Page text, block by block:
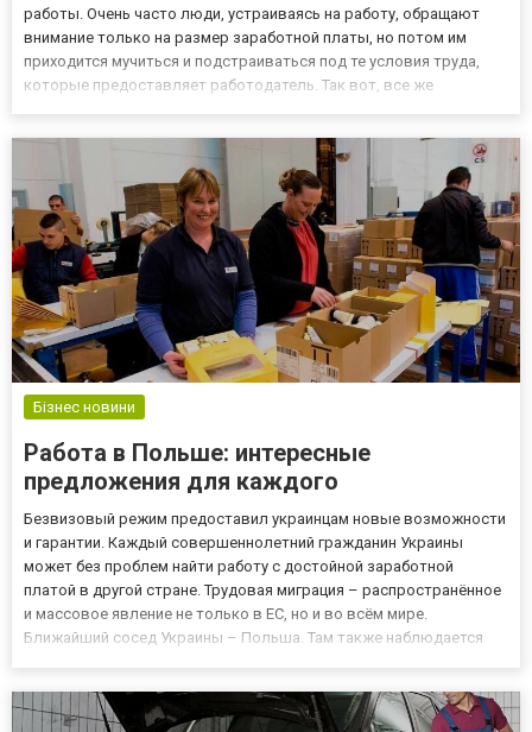
работы. Очень часто люди, устраиваясь на работу, обращают
внимание только на размер заработной платы, но потом им
приходится мучиться и подстраиваться под те условия труда,
которые предоставляет работодатель. Так вот, все же
Бізнес новини
Работа в Польше: интересные
предложения для каждого
Безвизовый режим предоставил украинцам новые возможности
и гарантии. Каждый совершеннолетний гражданин Украины
может без проблем найти работу с достойной заработной
платой в другой стране. Трудовая миграция – распространённое
и массовое явление не только в ЕС, но и во всём мире.
Ближайший сосед Украины – Польша. Там также наблюдается
в привлечен...